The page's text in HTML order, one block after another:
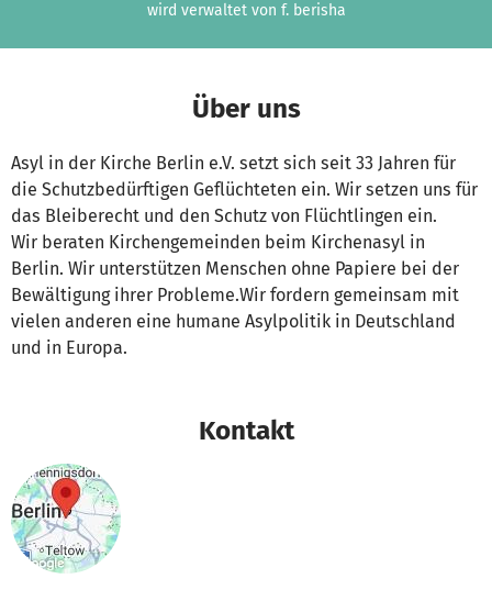
wird verwaltet von f. berisha
Über uns
Asyl in der Kirche Berlin e.V. setzt sich seit 33 Jahren für
die Schutzbedürftigen Geflüchteten ein. Wir setzen uns für
das Bleiberecht und den Schutz von Flüchtlingen ein.
Wir beraten Kirchengemeinden beim Kirchenasyl in
Berlin. Wir unterstützen Menschen ohne Papiere bei der
Bewältigung ihrer Probleme.Wir fordern gemeinsam mit
vielen anderen eine humane Asylpolitik in Deutschland
und in Europa.
Kontakt